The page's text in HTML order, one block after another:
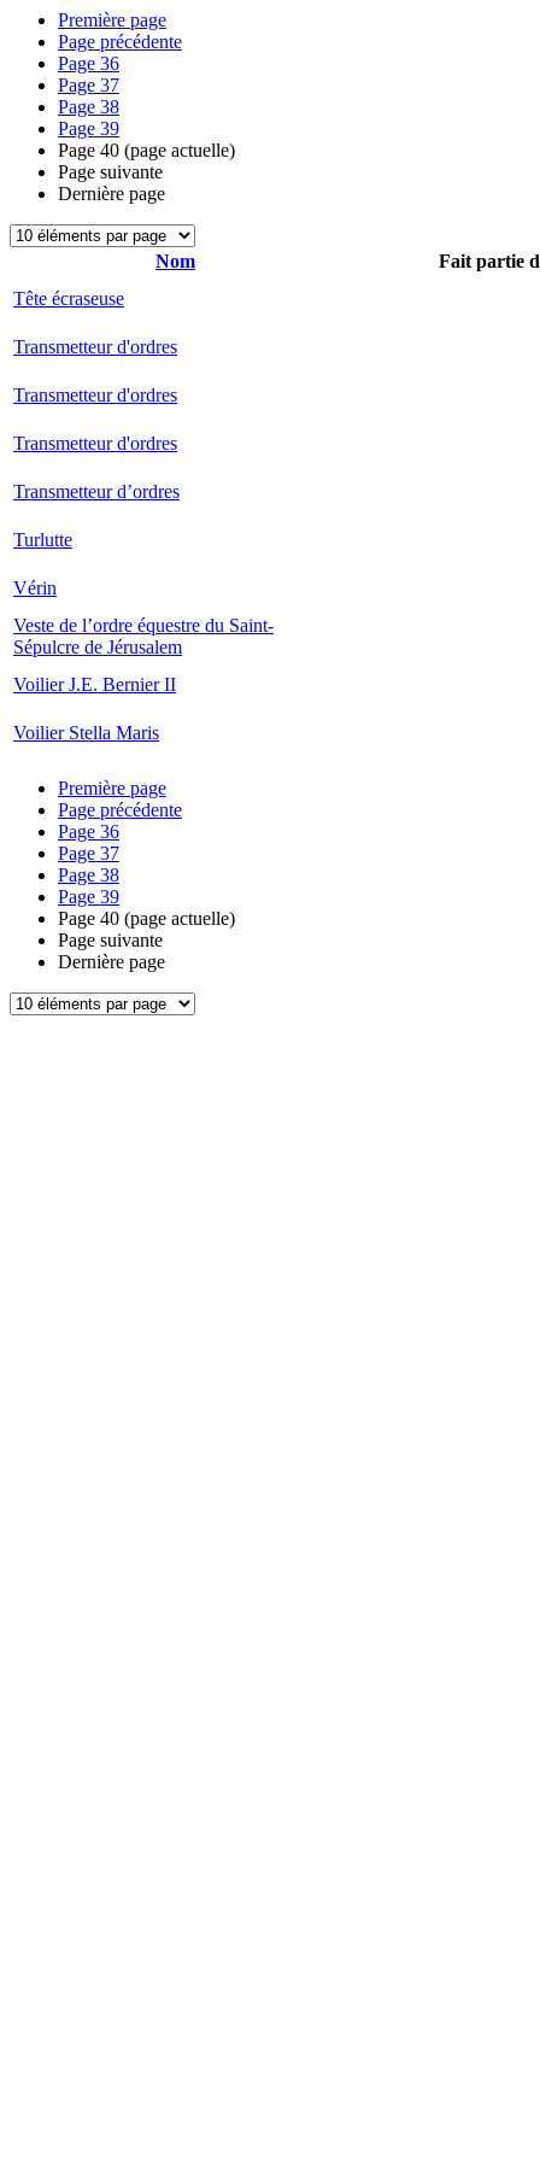
Première page
Page précédente
Page 36
Page 37
Page 38
Page 39
Page 40 (page actuelle)
Page suivante
Dernière page
Nom
Fait partie
Tête écraseuse
Transmetteur d'ordres
Transmetteur d'ordres
Transmetteur d'ordres
Transmetteur d’ordres
Turlutte
Vérin
Veste de l’ordre équestre du Saint-
Sépulcre de Jérusalem
Voilier J.E. Bernier II
Voilier Stella Maris
Première page
Page précédente
Page 36
Page 37
Page 38
Page 39
Page 40 (page actuelle)
Page suivante
Dernière page